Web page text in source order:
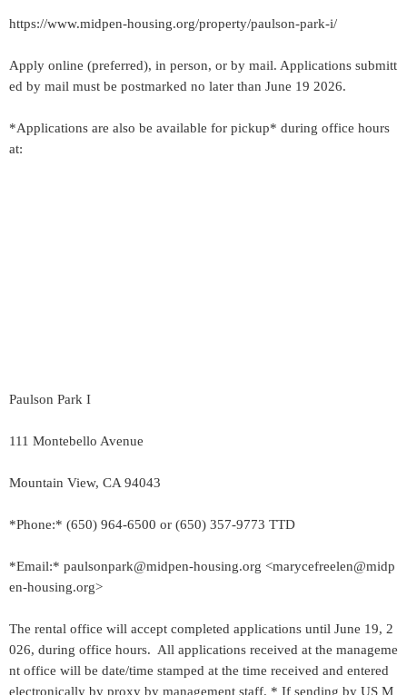
https://www.midpen-housing.org/property/paulson-park-i/
Apply online (preferred), in person, or by mail. Applications submitt
ed by mail must be postmarked no later than June 19 2026.
*Applications are also be available for pickup* during office hours
at:
Paulson Park I
111 Montebello Avenue
Mountain View, CA 94043
*Phone:* (650) 964-6500 or (650) 357-9773 TTD
*Email:* paulsonpark@midpen-housing.org <marycefreelen@midp
en-housing.org>
The rental office will accept completed applications until June 19, 2
026, during office hours. All applications received at the manageme
nt office will be date/time stamped at the time received and entered
electronically by proxy by management staff. * If sending by US M